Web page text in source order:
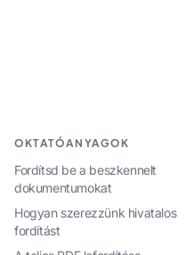
OKTATÓANYAGOK
Fordítsd be a beszkennelt
dokumentumokat
Hogyan szerezzünk hivatalos
fordítást